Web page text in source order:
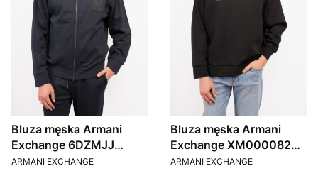
Bluza męska Armani
Exchange 6DZMJJ
ZJ4XZ granatowy
PRODUCENT
ARMANI EXCHANGE
Bluza męska Armani
Exchange XM000082
AF10818 czarny
PRODUCENT
ARMANI EXCHANGE